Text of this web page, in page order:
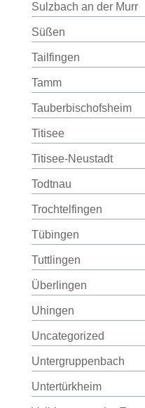
Sulzbach an der Murr
Süßen
Tailfingen
Tamm
Tauberbischofsheim
Titisee
Titisee-Neustadt
Todtnau
Trochtelfingen
Tübingen
Tuttlingen
Überlingen
Uhingen
Uncategorized
Untergruppenbach
Untertürkheim